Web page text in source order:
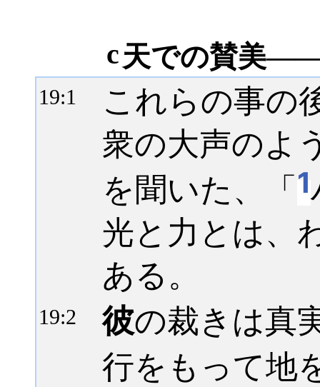
c天での賛美
19:1
これらの事の
衆の大声のよ
を聞いた、「 1
光と力とは、
ある。
19:2 彼の裁きは真
行をもって地